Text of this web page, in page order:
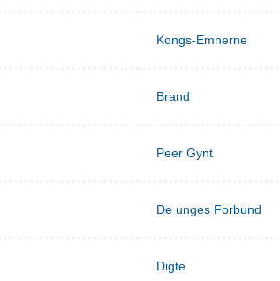
Kongs-Emnerne
Brand
Peer Gynt
De unges Forbund
Digte